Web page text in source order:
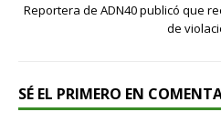
Reportera de ADN40 publicó que
de
SÉ EL PRIMERO EN